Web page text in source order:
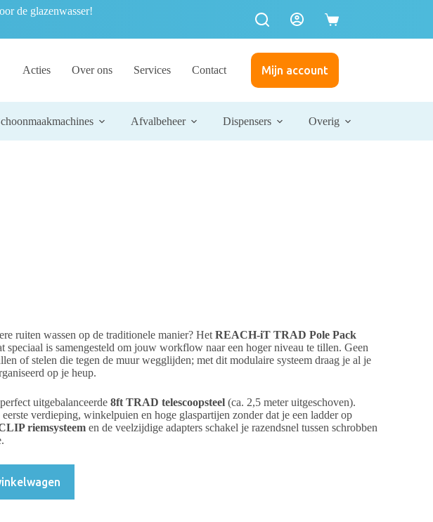
de glazenwasser!
Acties Over ons Services Contact Mijn account
Afvalbeheer Dispensers Overig
ruiten wassen op de traditionele manier? HetREACH-iT TRAD Pole Pack
speciaal is samengesteld om jouw workflow naar een hoger niveau te tillen. Geen
of stelen die tegen de muur wegglijden; met dit modulaire systeem draag je al je
op je heup.
uitgebalanceerde8ft TRAD telescoopsteel (ca. 2,5 meter uitgeschoven).
verdieping, winkelpuien en hoge glaspartijen zonder dat je een ladder op
riemsysteem en de veelzijdige adapters schakel je razendsnel tussen schrobben